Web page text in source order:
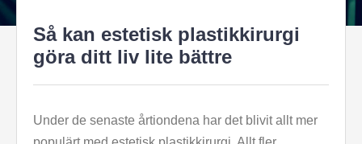
Så kan estetisk plastikkirurgi
göra ditt liv lite bättre
Under de senaste årtiondena har det blivit allt mer